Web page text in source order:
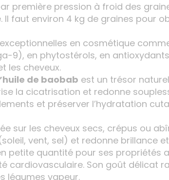
première pression à froid des
Il faut environ 4 kg de graines pour
en cosmétique
9), en phytostérols, en
les cheveux.
de baobab est un trésor
la cicatrisation et redonne
et préserver l’hydratation
sur les cheveux secs, crépus ou
vent, sel) et redonne brillance
petite quantité pour ses propriétés
cardiovasculaire. Son goût délicat
légumes vapeur.